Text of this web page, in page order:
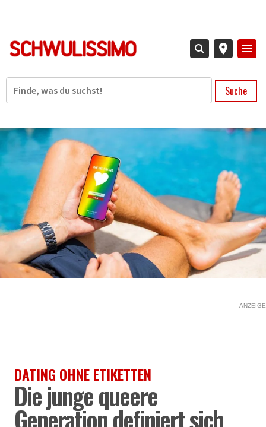
Suche
ANZEIGE
DATING OHNE ETIKETTEN
Die junge queere
Generation definiert sich